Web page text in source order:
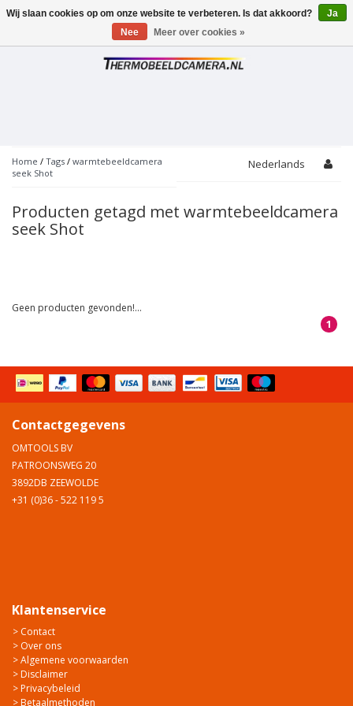
Toggle
Home / Tags / warmtebeeldcamera
seek Shot
Nederlands
Producten getagd met warmtebeeldcamera
seek Shot
Geen producten gevonden!...
1
Contactgegevens
OMTOOLS BV
PATROONSWEG 20
3892DB ZEEWOLDE
+31 (0)36 - 522 119 5
Klantenservice
> Contact
> Over ons
> Algemene voorwaarden
> Disclaimer
> Privacybeleid
> Betaalmethoden
Wij slaan cookies op om onze website te verbeteren. Is dat akkoord?
Ja
Nee
Meer over cookies »